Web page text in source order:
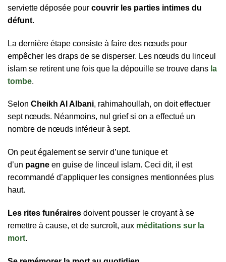
serviette déposée pour couvrir les parties intimes du
défunt.
La dernière étape consiste à faire des nœuds pour
empêcher les draps de se disperser. Les nœuds du linceul
islam se retirent une fois que la dépouille se trouve dans la
tombe.
Selon Cheikh Al Albani, rahimahoullah, on doit effectuer
sept nœuds. Néanmoins, nul grief si on a effectué un
nombre de nœuds inférieur à sept.
On peut également se servir d’une tunique et
d’un pagne en guise de linceul islam. Ceci dit, il est
recommandé d’appliquer les consignes mentionnées plus
haut.
Les rites funéraires doivent pousser le croyant à se
remettre à cause, et de surcroît, aux méditations sur la
mort.